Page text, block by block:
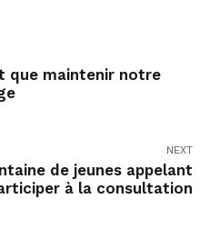
que maintenir notre
NEXT
de jeunes appelant
à la consultation